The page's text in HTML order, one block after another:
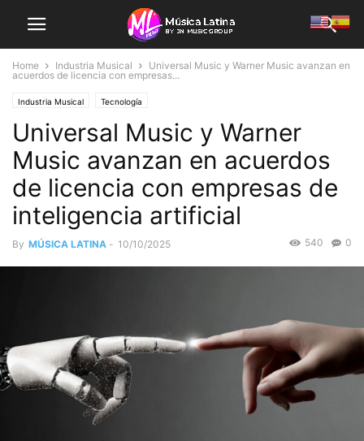
Home Industria Musical
Universal Music y Warner Music avanzan en
acuerdos de licencia con empresas...
Industria Musical Tecnología
Universal Music y Warner
Music avanzan en acuerdos
de licencia con empresas de
inteligencia artificial
By MÚSICA LATINA - 10/10/2025 0
540